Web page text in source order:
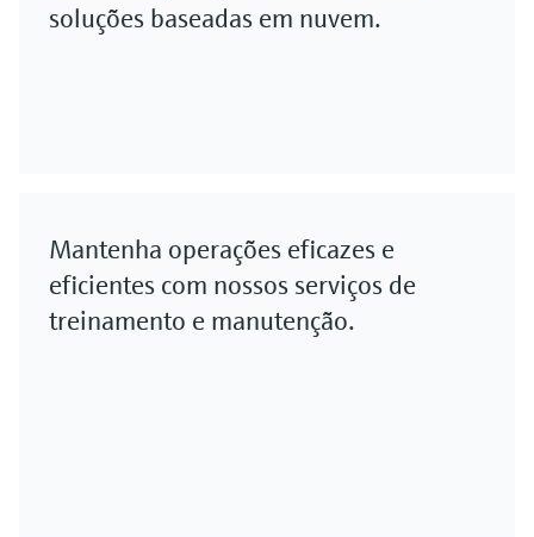
soluções baseadas em nuvem.
Mantenha operações eficazes e
eficientes com nossos serviços de
treinamento e manutenção.